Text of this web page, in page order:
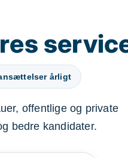
årligt
offentlige og private
bedre kandidater.